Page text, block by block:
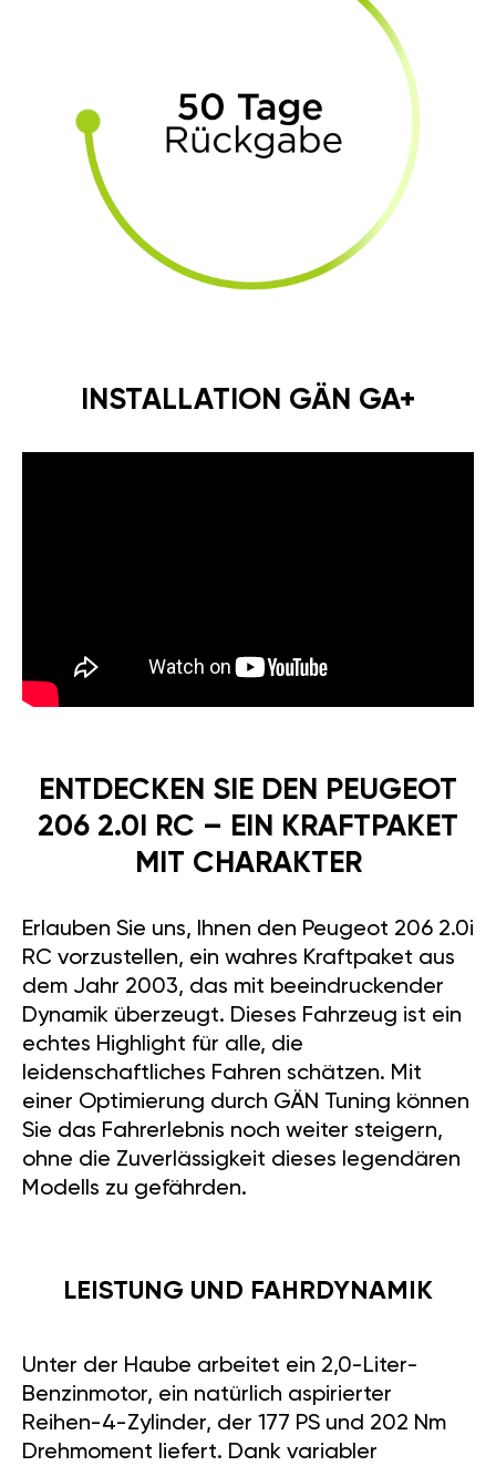
INSTALLATION GÄN GA+
ENTDECKEN SIE DEN PEUGEOT
206 2.0I RC – EIN KRAFTPAKET
MIT CHARAKTER
Erlauben Sie uns, Ihnen den Peugeot 206 2.0i
RC vorzustellen, ein wahres Kraftpaket aus
dem Jahr 2003, das mit beeindruckender
Dynamik überzeugt. Dieses Fahrzeug ist ein
echtes Highlight für alle, die
leidenschaftliches Fahren schätzen. Mit
einer Optimierung durch GÄN Tuning können
Sie das Fahrerlebnis noch weiter steigern,
ohne die Zuverlässigkeit dieses legendären
Modells zu gefährden.
LEISTUNG UND FAHRDYNAMIK
Unter der Haube arbeitet ein 2,0-Liter-
Benzinmotor, ein natürlich aspirierter
Reihen-4-Zylinder, der 177 PS und 202 Nm
Drehmoment liefert. Dank variabler